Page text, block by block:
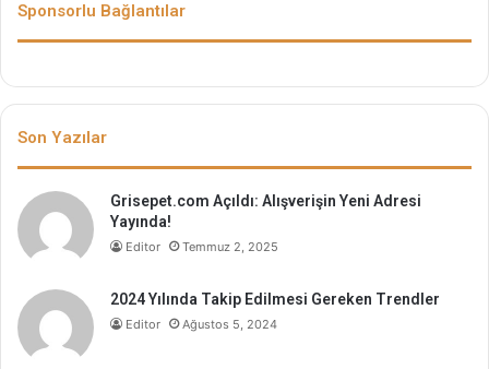
Sponsorlu Bağlantılar
Son Yazılar
Grisepet.com Açıldı: Alışverişin Yeni Adresi
Yayında!
Editor Temmuz 2, 2025
2024 Yılında Takip Edilmesi Gereken Trendler
Editor Ağustos 5, 2024